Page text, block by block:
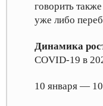
говорить
уже либо
Динамика
COVID-19 в
10 января —